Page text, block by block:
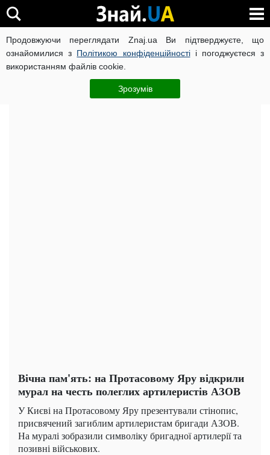
Продовжуючи переглядати Znaj.ua Ви підтверджуєте, що
ознайомилися з Політикою конфіденційностіі погоджуєтеся з
використанням файлів cookie.
Зрозумів
ВІЙНА РОСІЇ ПРОТИ УКРАЇНИ КОРОНАВІРУС В УКРАЇНІ
ЧИТАТЬ НА РУССКОМ
Вічна пам'ять: на Протасовому Яру відкрили
мурал на честь полеглих артилеристів АЗОВ
У Києві на Протасовому Яру презентували стінопис,
присвячений загиблим артилеристам бригади АЗОВ.
На муралі зобразили символіку бригадної артилерії та
позивні військових.